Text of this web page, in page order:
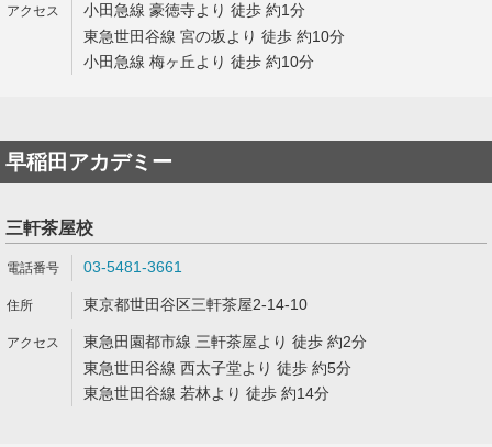
小田急線 豪徳寺より 徒歩 約1分
東急世田谷線 宮の坂より 徒歩 約10分
小田急線 梅ヶ丘より 徒歩 約10分
早稲田アカデミー
三軒茶屋校
03-5481-3661
東京都世田谷区三軒茶屋2-14-10
東急田園都市線 三軒茶屋より 徒歩 約2分
東急世田谷線 西太子堂より 徒歩 約5分
東急世田谷線 若林より 徒歩 約14分